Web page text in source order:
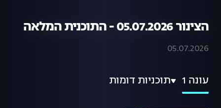
הצינור 05.07.2026 - התוכנית המלאה
05.07.2026
עונה 1 תוכניות דומות